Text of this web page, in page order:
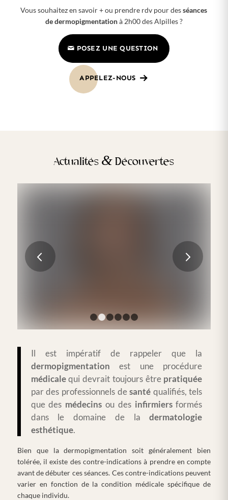
Vous souhaitez en savoir + ou prendre rdv pour desséances
de dermopigmentationà 2h00 des Alpilles ?
POSEZ UNE QUESTION
APPELEZ-NOUS
Actualités & Découvertes
Il est impératif de rappeler que la
dermopigmentationest une procédure
médicalequi devrait toujours être pratiquée
par des professionnels desanté qualifiés, tels
que des médecins ou des infirmiersformés
dans le domaine de ladermatologie
esthétique.
Bien que la dermopigmentation soit généralement bien
tolérée, il existe des contre-indications à prendre en compte
avant de débuter ces séances. Ces contre-indications peuvent
varier en fonction de la condition médicale spécifique de
chaque individu.